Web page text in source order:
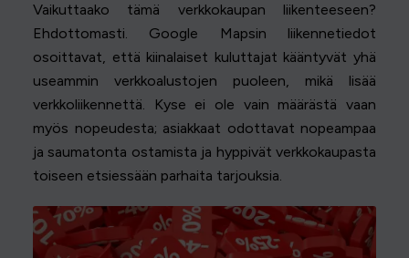
Vaikuttaako tämä verkkokaupan liikenteeseen?
Ehdottomasti. Google Mapsin liikennetiedot
osoittavat, että kiinalaiset kuluttajat kääntyvät yhä
useammin verkkoalustojen puoleen, mikä lisää
verkkoliikennettä. Kyse ei ole vain määrästä vaan
myös nopeudesta; asiakkaat odottavat nopeampaa
ja saumatonta ostamista ja hyppivät verkkokaupasta
toiseen etsiessään parhaita tarjouksia.